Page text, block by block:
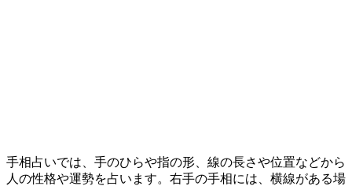
手相占いでは、手のひらや指の形、線の長さや位置などから
人の性格や運勢を占います。右手の手相には、横線がある場